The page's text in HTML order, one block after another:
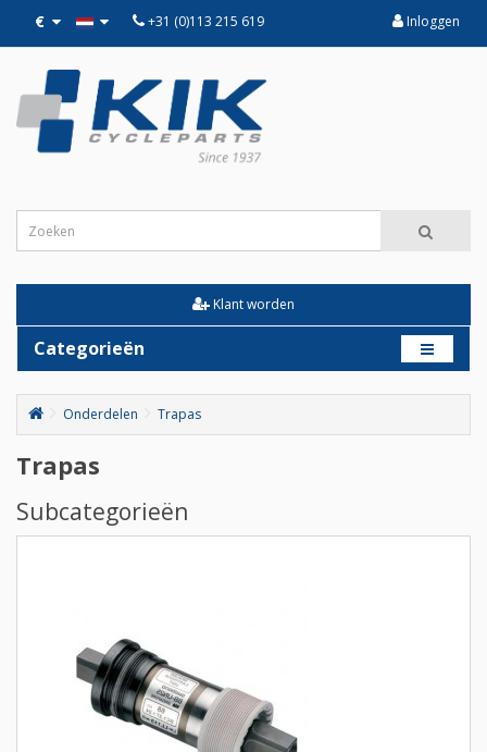
€ +31 (0)113 215 619 Inloggen
Klant worden
Categorieën
Onderdelen Trapas
Trapas
Subcategorieën